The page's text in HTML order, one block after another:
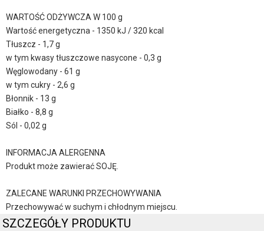
WARTOŚĆ ODŻYWCZA W 100 g
Wartość energetyczna - 1350 kJ / 320 kcal
Tłuszcz - 1,7 g
w tym kwasy tłuszczowe nasycone - 0,3 g
Węglowodany - 61 g
w tym cukry - 2,6 g
Błonnik - 13 g
Białko - 8,8 g
Sól - 0,02 g
INFORMACJA ALERGENNA
Produkt może zawierać SOJĘ.
ZALECANE WARUNKI PRZECHOWYWANIA
Przechowywać w suchym i chłodnym miejscu.
SZCZEGÓŁY PRODUKTU